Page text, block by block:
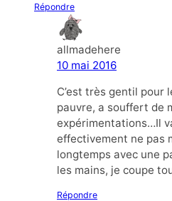
Répondre
allmadehere
10 mai 2016
C’est très gentil pour
pauvre, a souffert de
expérimentations…Il
effectivement ne pas
longtemps avec une
les mains, je coupe
Répondre